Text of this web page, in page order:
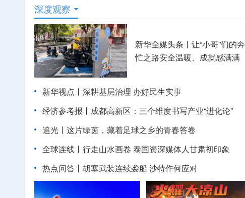
深度观察
新华全媒头条丨 让“小哥”们的奔
忙之路安全温暖、成就感满满
新华视点丨 深耕基层治理 办好民生实事
经济参考报丨 成都高新区：三个维度书写产业“进化论”
追光丨 这片绿茵，藏着足球之乡的青春答卷
全球连线丨 行走山水画卷 泰国资深媒体人甘肃初印象
热点问答丨胡塞武装连续袭船 沙特作何应对